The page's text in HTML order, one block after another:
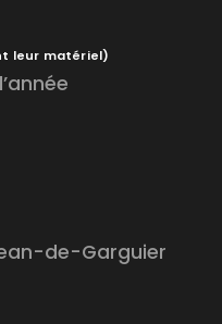
de-Garguier
leur matériel)